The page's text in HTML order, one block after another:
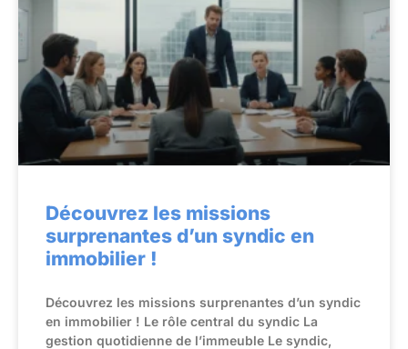
Découvrez les missions
surprenantes d’un syndic en
immobilier !
Découvrez les missions surprenantes d’un syndic
en immobilier ! Le rôle central du syndic La
gestion quotidienne de l’immeuble Le syndic,